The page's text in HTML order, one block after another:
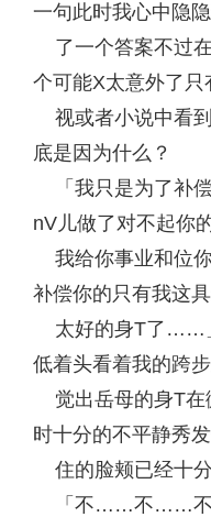
一句此时我心中隐
了一个答案不过
个可能X太意外了只
视或者小说中看
底是因为什么？
「我只是为了补
nV儿做了对不起你
我给你事业和位
补偿你的只有我这
太好的身T了……
低着头看着我的跨
觉出岳母的身T在
时十分的不平静秀
住的脸颊已经十分
「不……不……不